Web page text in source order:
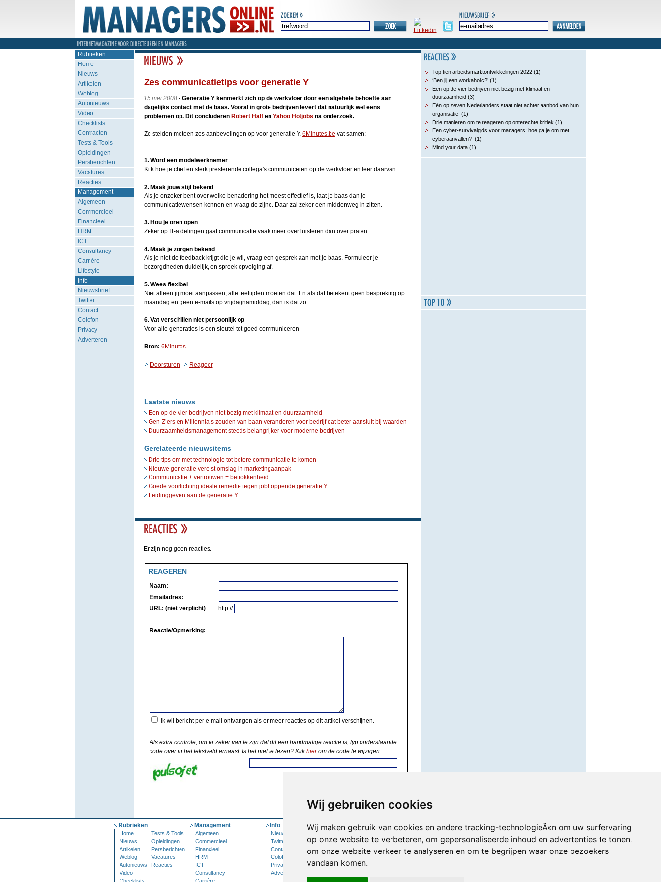
Wij gebruiken cookies
Wij maken gebruik van cookies en andere tracking-technologieÃ«n om uw surfervaring
op onze website te verbeteren, om gepersonaliseerde inhoud en advertenties te tonen,
om onze website verkeer te analyseren en om te begrijpen waar onze bezoekers
vandaan komen.
Rubrieken
Home
Nieuws
Artikelen
Weblog
Autonieuws
Video
Checklists
Contracten
Tests & Tools
Opleidingen
Persberichten
Vacatures
Reacties
Management
Algemeen
Commercieel
Financieel
HRM
ICT
Consultancy
Carrière
Lifestyle
Info
Nieuwsbrief
Twitter
Contact
Colofon
Privacy
Adverteren
Zes communicatietips voor generatie Y
15 mei 2008- Generatie Y kenmerkt zich op de werkvloer door een algehele behoefte aan
dagelijks contact met de baas. Vooral in grote bedrijven levert dat natuurlijk wel eens
problemen op. Dit concluderen Robert Halfen Yahoo Hotjobs na onderzoek.
Ze stelden meteen zes aanbevelingen op voor generatie Y. 6Minutes.be vat samen:
1. Word een modelwerknemer
Kijk hoe je chef en sterk presterende collega's communiceren op de werkvloer en leer daarvan.
2. Maak jouw stijl bekend
Als je onzeker bent over welke benadering het meest effectief is, laat je baas dan je
communicatiewensen kennen en vraag de zijne. Daar zal zeker een middenweg in zitten.
3. Hou je oren open
Zeker op IT-afdelingen gaat communicatie vaak meer over luisteren dan over praten.
4. Maak je zorgen bekend
Als je niet de feedback krijgt die je wil, vraag een gesprek aan met je baas. Formuleer je
bezorgdheden duidelijk, en spreek opvolging af.
5. Wees flexibel
Niet alleen jij moet aanpassen, alle leeftijden moeten dat. En als dat betekent geen bespreking op
maandag en geen e-mails op vrijdagnamiddag, dan is dat zo.
6. Vat verschillen niet persoonlijk op
Voor alle generaties is een sleutel tot goed communiceren.
Bron: 6Minutes
Doorsturen Reageer
Laatste nieuws
Een op de vier bedrijven niet bezig met klimaat en duurzaamheid
Gen-Z’ers en Millennials zouden van baan veranderen voor bedrijf dat beter aansluit bij waarden
Duurzaamheidsmanagement steeds belangrijker voor moderne bedrijven
Gerelateerde nieuwsitems
Drie tips om met technologie tot betere communicatie te komen
Nieuwe generatie vereist omslag in marketingaanpak
Communicatie + vertrouwen = betrokkenheid
Goede voorlichting ideale remedie tegen jobhoppende generatie Y
Leidinggeven aan de generatie Y
Er zijn nog geen reacties.
REAGEREN
Naam:
Emailadres:
URL: (niet verplicht)
http://
Reactie/Opmerking:
Ik wil bericht per e-mail ontvangen als er meer reacties op dit artikel verschijnen.
Als extra controle, om er zeker van te zijn dat dit een handmatige reactie is, typ onderstaande
code over in het tekstveld ernaast. Is het niet te lezen? Klikhierom de code te wijzigen.
Top tien arbeidsmarktontwikkelingen 2022 (1)
‘Ben jij een workaholic?’ (1)
Een op de vier bedrijven niet bezig met klimaat en
duurzaamheid (3)
Eén op zeven Nederlanders staat niet achter aanbod van hun
organisatie (1)
Drie manieren om te reageren op onterechte kritiek (1)
Een cyber-survivalgids voor managers: hoe ga je om met
cyberaanvallen? (1)
Mind your data (1)
Rubrieken
Home
Tests & Tools
Nieuws
Opleidingen
Artikelen
Persberichten
Weblog
Vacatures
Autonieuws
Reacties
Video
Checklists
Management
Algemeen
Commercieel
Financieel
HRM
ICT
Consultancy
Carrière
Info
Nieuwsbrief
Twitter
Contact
Colofon
Privacy
Adverteren
Mijn Account
Inloggen